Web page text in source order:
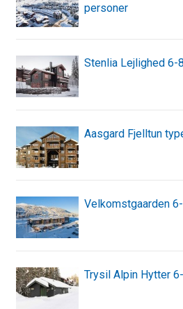
personer
Stenlia Lejlighed 6-
Aasgard Fjelltun
Velkomstgaarden
Trysil Alpin Hytter